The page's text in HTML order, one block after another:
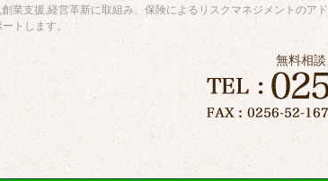
支援,経営革新に取組み、保険によるリスクマネジメントのアド
ートします。
無料相